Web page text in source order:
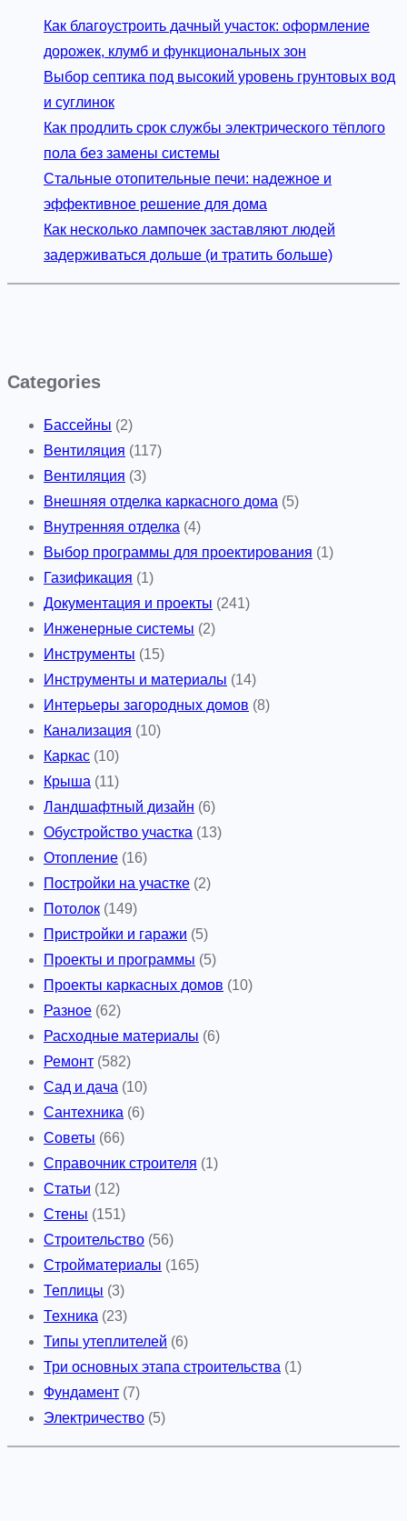
Как благоустроить дачный участок: оформление
дорожек, клумб и функциональных зон
Выбор септика под высокий уровень грунтовых вод
и суглинок
Как продлить срок службы электрического тёплого
пола без замены системы
Стальные отопительные печи: надежное и
эффективное решение для дома
Как несколько лампочек заставляют людей
задерживаться дольше (и тратить больше)
Categories
Бассейны (2)
Вентиляция (117)
Вентиляция (3)
Внешняя отделка каркасного дома (5)
Внутренняя отделка (4)
Выбор программы для проектирования (1)
Газификация (1)
Документация и проекты (241)
Инженерные системы (2)
Инструменты (15)
Инструменты и материалы (14)
Интерьеры загородных домов (8)
Канализация (10)
Каркас (10)
Крыша (11)
Ландшафтный дизайн (6)
Обустройство участка (13)
Отопление (16)
Постройки на участке (2)
Потолок (149)
Пристройки и гаражи (5)
Проекты и программы (5)
Проекты каркасных домов (10)
Разное (62)
Расходные материалы (6)
Ремонт (582)
Сад и дача (10)
Сантехника (6)
Советы (66)
Справочник строителя (1)
Статьи (12)
Стены (151)
Строительство (56)
Стройматериалы (165)
Теплицы (3)
Техника (23)
Типы утеплителей (6)
Три основных этапа строительства (1)
Фундамент (7)
Электричество (5)